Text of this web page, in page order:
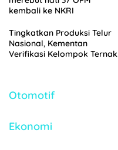
kembali ke NKRI
Tingkatkan Produksi Telur
Nasional, Kementan
Verifikasi Kelompok Ternak
Otomotif
Ekonomi